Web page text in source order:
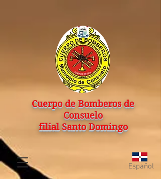
Cuerpo de Bomberos de
Consuelo
filial Santo Domingo
Español